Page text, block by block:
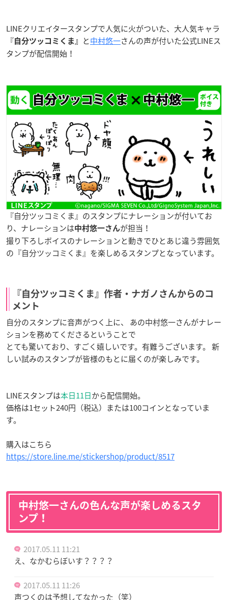
LINEクリエイタースタンプで人気に火がついた、大人気キャラ
『自分ツッコミくま』 と中村悠一さんの声が付いた公式LINEス
タンプが配信開始！
『自分ツッコミくま』のスタンプにナレーションが付いてお
り、ナレーションは中村悠一さんが担当！
撮り下ろしボイスのナレーションと動きでひとあじ違う雰囲気
の『自分ツッコミくま』を楽しめるスタンプとなっています。
『自分ツッコミくま』作者・ナガノさんからのコ
メント
自分のスタンプに音声がつく上に、 あの中村悠一さんがナレー
ションを務めてくださるということで
とても驚いており、すごく嬉しいです。有難うございます。 新
しい試みのスタンプが皆様のもとに届くのが楽しみです。
LINEスタンプは本日11日から配信開始。
価格は1セット240円（税込）または100コインとなっていま
す。
購入はこちら
https://store.line.me/stickershop/product/8517
中村悠一さんの色んな声が楽しめるスタ
ンプ！
2017.05.11 11:21
え、なかむらぼいす？？？？
2017.05.11 11:26
声つくのは予想してなかった（笑）